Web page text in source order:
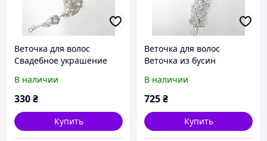
Веточка для волос
Свадебное украшение
Украшение для волос
невесты Веточка для
В наличии
330₴
Купить
Веточка для волос
Веточка из бусин
невесты Украшения в
прическу из бусин
В наличии
725₴
Купить